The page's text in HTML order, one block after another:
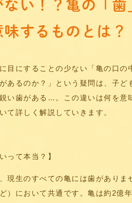
するものとは？
目にすることの少ない「亀の口
あるのか？」という疑問は、子
い歯がある…。この違いは何を意
て詳しく解説していきます。
って本当？】
現生のすべての亀には歯があり
）において共通です。亀は約2億